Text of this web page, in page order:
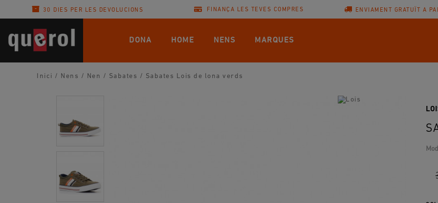
30 DIES PER LES DEVOLUCIONS FINANÇA LES TEVES COMPRES ENVIAMENT GRATUÏT A
DONA HOME NENS MARQUES
Inici / Nens / Nen / Sabates / Sabates Lois de lona verds